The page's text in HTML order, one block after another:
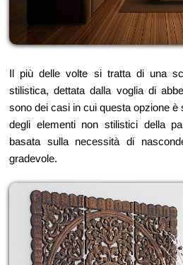
Il più delle volte si tratta di una
stilistica, dettata dalla voglia di
sono dei casi in cui questa opzione
degli elementi non stilistici della
basata sulla necessità di
gradevole.